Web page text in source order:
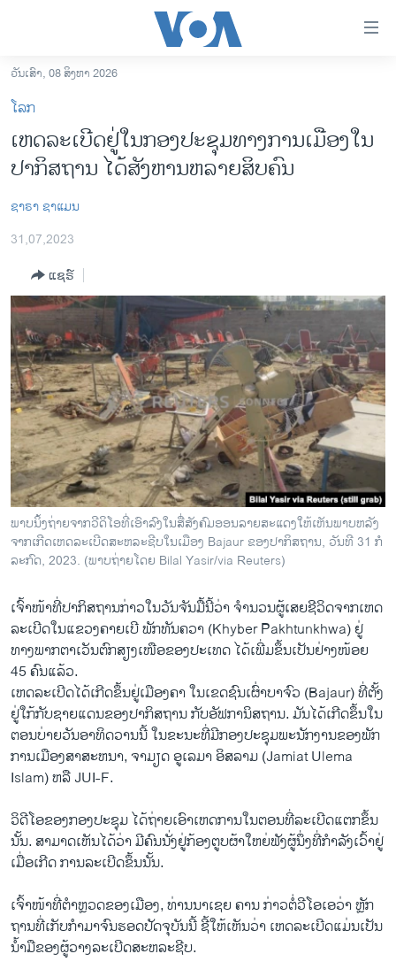
ເຂົ້າ
ຫາ
ຂ້າມ
ຂ້າມ
ຫາ
ຊອກ
ຄົ້ນ
ອາເມຣິກາ
ຂ່າວ​ຈີນ
ໂລກ
ເອເຊຍ
ອິດສະຫຼະພາບດ້ານການຂ່າວ
ຊີວິດຊາວລາວ
ຊຸມຊົນຊາວລາວ
ວິທະຍາສາດ-ເທັກໂນໂລຈີ
ທຸລະກິດ
ພາສາອັງກິດ
ວີດີໂອ
ສຽງ
ລາຍການກະຈາຍສຽງ
ລາຍງານ
ພາສາຕ່າງໆ
ວັນເສົາ, 08 ສິງຫາ 2026
ໂລກ
ເຫດ​ລະ​ເບີດ​ຢູ່ໃນກອງ​ປະ​ຊຸມ​ທາງ​ການ​ເມືອງໃນ ​
ປາ​ກິ​ສ​ຖານ ໄດ້​ສັງ​ຫານຫລາຍ​ສິບ​ຄົນ
ຊາຣາ ຊາແມນ
31,07,2023
ແຊຣ໌
ພາບນິ້ງ​ຖ່າຍ​ຈາກວີ​ດິ​ໂອ​ທີ່​ເອົາ​ລົງ​ໃນ​ສື່​ສັງ​ຄົມ​ອອນ​ລາຍສະ​ແດງ​ໃຫ້​ເຫັນ​ພາບ​ຫລັງ​
ຈາກເກີດ​ເຫດລະ​ເບີດ​ສະ​ຫລະ​ຊີບໃນ​ເມືອງ Bajaur ຂອງ​ປາ​ກິ​ສ​ຖານ, ວັນ​ທີ 31 ກໍ​
ລະ​ກົດ, 2023. (ພາບຖ່າຍ​ໂດຍ Bilal Yasir/via Reuters)
ເຈົ້າ​ໜ້າ​ທີ່​ປາ​ກິ​ສຖານກ່າວ​ໃນ​ວັນ​ຈັນ​ມື້​ນີ້​ວ່າ ຈຳນວນ​ຜູ້​ເສຍ​ຊີວິດ​ຈາກ​ເຫດ​
ລະ​ເບີດ​ໃນ​ແຂວງຄາຍ​ເບີ ພັກ​ທັນ​ຄວາ (Khyber Pakhtunkhwa) ຢູ່
ທາງ​ພາກ​ຕາ​ເວັນ​ຕົກ​ສຽງ​ເໜືອ​ຂອງ​ປະ​ເທດ ​ໄດ້​ເພີ່ມ​ຂຶ້ນ​ເປັນ​ຢ່າງ​ໜ້ອຍ
45 ຄົນແລ້ວ.
​ເຫດ​ລະ​ເບີດ​ໄດ້​ເກີດ​ຂຶ້ນ​ຢູ່​ເມືອງ​ຄາ ​ໃນ​ເຂດ​ຊົນ​ເຜົ່າບາ​ຈົວ (Bajaur) ທີ່​ຕັ້ງ​
ຢູ່​ໃກ້​ກັບ​ຊາຍ​ແດນ​ຂອງ​ປາ​ກິ​ສຖານ ​ກັບ​ອັຟກາ​ນິສຖານ. ມັນ​ໄດ້​ເກີດ​ຂຶ້ນ​ໃນ​
ຕອນ​ບ່າຍ​ວັນ​ອາ​ທິດວານນີ້ ​ໃນຂະ​ນະ​ທີ່​ມີ​ກອງ​ປະ​ຊຸມ​ພະ​ນັກ​ງານ​ຂອງ​ພັກ​
ການ​ເມືອງ​ສາ​ສະ​ຫນາ​, ຈາ​ມຽດ ອູ​ເລ​ມາ ອິ​ສ​ລາມ (Jamiat Ulema
Islam) ຫລື JUI-F.
ວິ​ດີ​ໂອ​ຂອງ​ກອງ​ປະ​ຊຸມ ​ໄດ້​ຖ່າຍ​ເອົາ​ເຫດ​ການ​ໃນ​ຕອນທີ່​ລະ​ເບີດ​ແຕກ​ຂຶ້ນ
ນັ້ນ. ສາມາດເຫັນໄດ້ວ່າ ມີ​ຄົນນັ່ງຢູ່ກ້ອງຕູບຜ້າໃຫຍ່ຟັງ​ຜູ້​ນຶ່ງ​ທີ່​ກຳ​ລັງເວົ້າຢູ່
ເມື່ອເກີດ ການລະເບີດຂຶ້ນນັ້ນ.
ເຈົ້າ​ໜ້າ​ທີ່​ຕຳ​ຫຼວດຂອງ​ເມືອງ, ທ່ານ​ນາ​ເຊຍ ຄານ ກ່າວ​ຕໍ່ວີ​ໂອ​ເອວ່າ ຫຼັກ​
ຖານ​ທີ່​ເກັບ​ກຳ​ມາ​ຈົນ​ຮອດ​ປັດ​ຈຸ​ບັນນີ້ ​ຊີ້​ໃຫ້​ເຫັນວ່າ ​ເຫດ​ລະ​ເບີດ​ແມ່ນ​ເປັນ
ນ້ຳ​ມື​ຂອງ​ຜູ້​ວາງ​ລະ​ເບີດ​ສະ​ຫລະ​ຊີບ.